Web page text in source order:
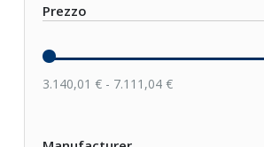
Prezzo
3.140,01 € - 7.111,04 €